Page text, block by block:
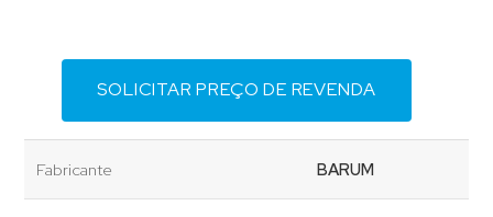
SOLICITAR PREÇO DE REVENDA
Fabricante BARUM